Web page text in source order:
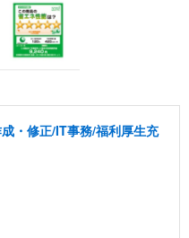
・修正/IT事務/福利厚生充